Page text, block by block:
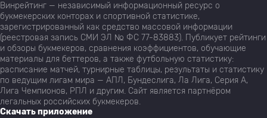
Винрейтинг — независимый информационный ресурс о
букмекерских конторах и спортивной статистике,
зарегистрированный как средство массовой информации
(реестровая запись СМИ ЭЛ № ФС 77-83883). Публикует рейтинги
и обзоры букмекеров, сравнения коэффициентов, обучающие
материалы для беттеров, а также футбольную статистику:
расписание матчей, турнирные таблицы, результаты и статистику
по ведущим лигам мира — АПЛ, Бундеслига, Ла Лига, Серия А,
Лига Чемпионов, РПЛ и другим. Сайт является партнёром
легальных российских букмекеров.
Скачать приложение